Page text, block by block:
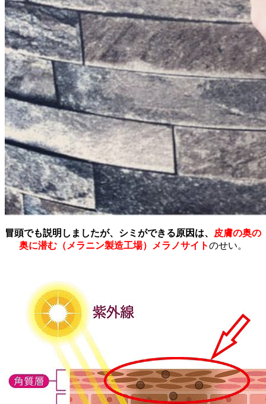
冒頭でも説明しましたが、シミができる原因は、
皮膚の奥の
奥に潜む（メラニン製造工場）メラノサイトのせい。